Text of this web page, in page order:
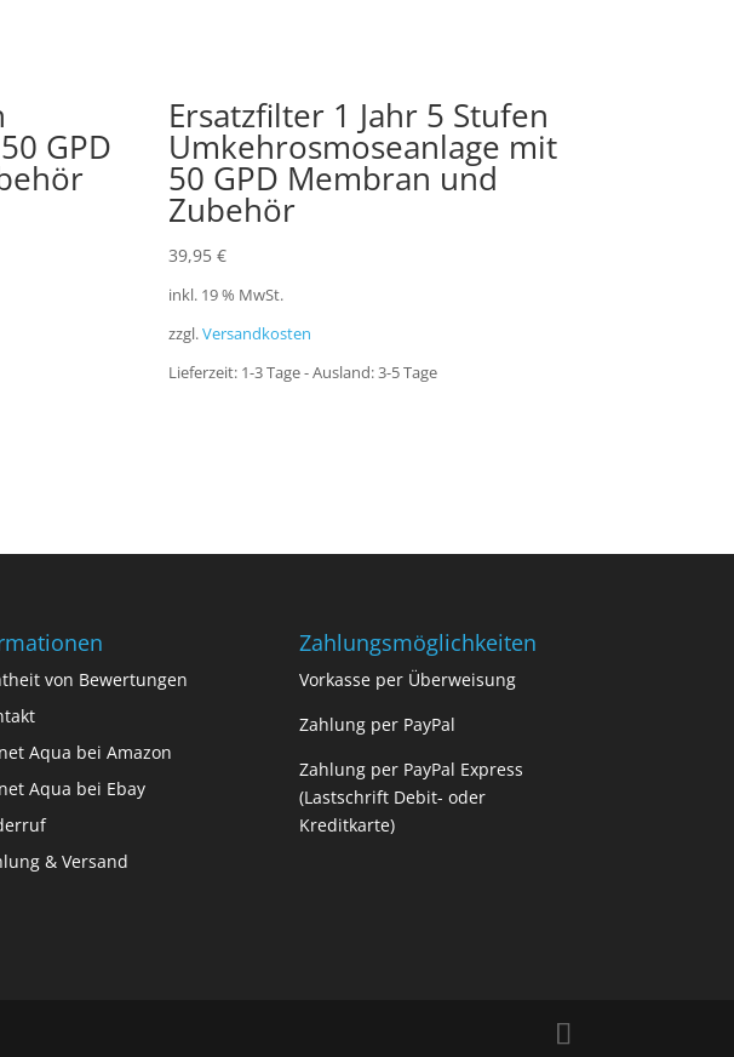
GPD
Ersatzfilter 1 Jahr 5 Stufen
Umkehrosmoseanlage mit
50 GPD Membran und
Zubehör
39,95€
inkl. 19 % MwSt.
zzgl.Versandkosten
Lieferzeit: 1-3 Tage - Ausland: 3-5 Tage
von Bewertungen
Aqua bei Amazon
Aqua bei Ebay
& Versand
Zahlungsmöglichkeiten
Vorkasse per Überweisung
Zahlung per PayPal
Zahlung per PayPal Express
(Lastschrift Debit- oder
Kreditkarte)